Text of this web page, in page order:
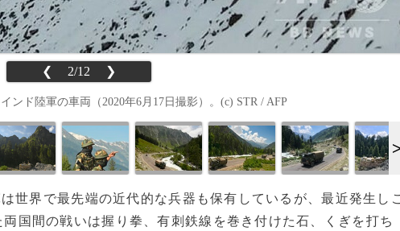
❮ 2/12 ❯
ド陸軍の車両（2020年6月17日撮影）。(c) STR / AFP
世界で最先端の近代的な兵器も保有しているが、最近発生し
国間の戦いは握り拳、有刺鉄線を巻き付けた石、くぎを打ち